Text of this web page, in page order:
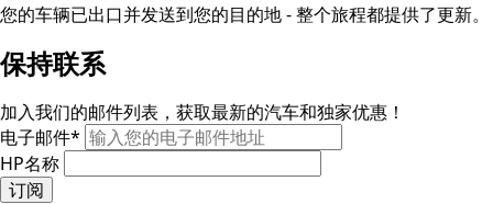
您的车辆已出口并发送到您的目的地 - 整个旅程都提供了更新。
保持联系
加入我们的邮件列表，获取最新的汽车和独家优惠！
电子邮件*
HP名称
订阅